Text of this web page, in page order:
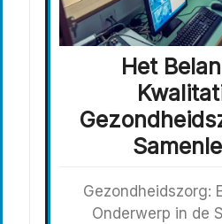
Het
Gezondheidszorg:
Onderwerp in de